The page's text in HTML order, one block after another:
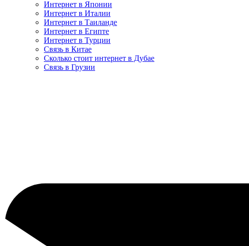
Интернет в Японии
Интернет в Италии
Интернет в Таиланде
Интернет в Египте
Интернет в Турции
Связь в Китае
Сколько стоит интернет в Дубае
Связь в Грузии